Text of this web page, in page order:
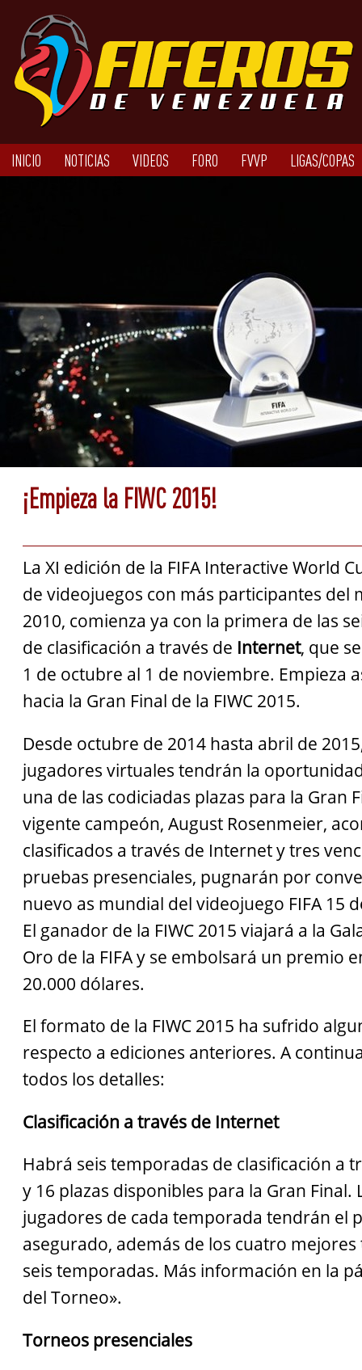
INICIO NOTICIAS VIDEOS FORO FVVP LIGAS/COPAS
¡Empieza la FIWC 2015!
La XI edición de la FIFA Interactive World
de videojuegos con más participantes del
2010, comienza ya con la primera de las
de clasificación a través de Internet, que
1 de octubre al 1 de noviembre. Empieza
hacia la Gran Final de la FIWC 2015.
Desde octubre de 2014 hasta abril de
jugadores virtuales tendrán la
una de las codiciadas plazas para la Gran
vigente campeón, August Rosenmeier,
clasificados a través de Internet y tres
pruebas presenciales, pugnarán por
nuevo as mundial del videojuego FIFA 15
El ganador de la FIWC 2015 viajará a la
Oro de la FIFA y se embolsará un premio
20.000 dólares.
El formato de la FIWC 2015 ha sufrido
respecto a ediciones anteriores. A
todos los detalles:
Clasificación a través de Internet
Habrá seis temporadas de clasificación a
y 16 plazas disponibles para la Gran Final.
jugadores de cada temporada tendrán el
asegurado, además de los cuatro
seis temporadas. Más información en la
del Torneo».
Torneos presenciales